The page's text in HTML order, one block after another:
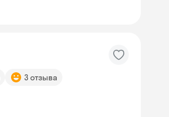
3 отзыва